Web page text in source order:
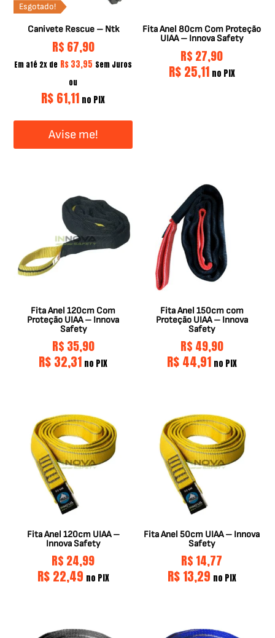
Esgotado!
Canivete Rescue – Ntk
R$ 67,90
Em até 2x de R$ 33,95 Sem Juros
ou
R$61,11 no PIX
Avise me!
Fita Anel 80cm Com Proteção
UIAA – Innova Safety
R$ 27,90
R$25,11 no PIX
Fita Anel 120cm Com
Proteção UIAA – Innova
Safety
R$ 35,90
R$32,31 no PIX
Fita Anel 150cm com
Proteção UIAA – Innova
Safety
R$ 49,90
R$44,91 no PIX
Fita Anel 120cm UIAA –
Innova Safety
R$ 24,99
R$22,49 no PIX
Fita Anel 50cm UIAA – Innova
Safety
R$ 14,77
R$13,29 no PIX